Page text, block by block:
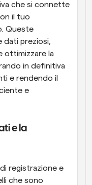
che si connette
il tuo
Queste
dati preziosi,
ottimizzare la
in definitiva
e rendendo il
e
e la
registrazione e
che sono